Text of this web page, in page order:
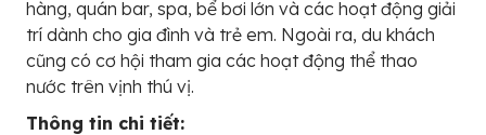
hàng, quán bar, spa, bể bơi lớn và các hoạt động giải
trí dành cho gia đình và trẻ em. Ngoài ra, du khách
cũng có cơ hội tham gia các hoạt động thể thao
nước trên vịnh thú vị.
Thông tin chi tiết: